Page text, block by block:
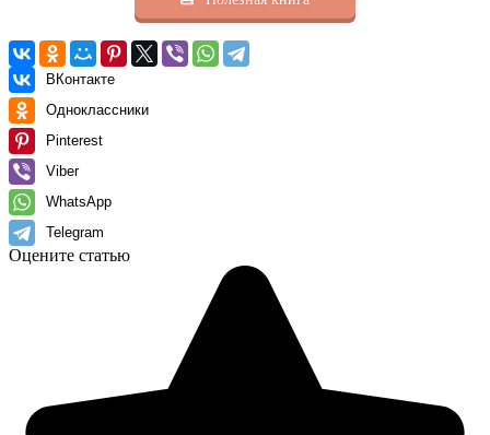
ВКонтакте
Одноклассники
Pinterest
Viber
WhatsApp
Telegram
Оцените статью